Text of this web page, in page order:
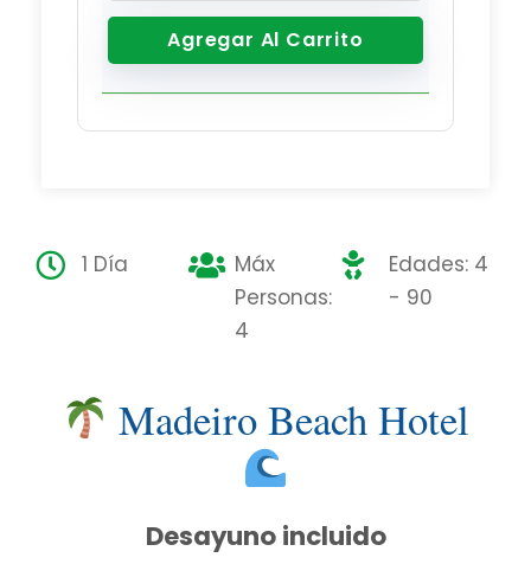
Agregar Al Carrito
1 Día
Máx
Personas:
4
Edades: 4
- 90
Madeiro Beach Hotel
Desayuno incluido